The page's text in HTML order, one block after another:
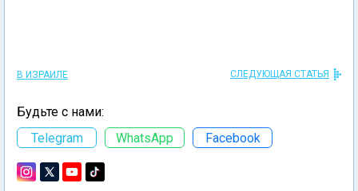
В ИЗРАИЛЕ СЛЕДУЮЩАЯ СТАТЬЯ
Будьте с нами:
Telegram
WhatsApp Facebook